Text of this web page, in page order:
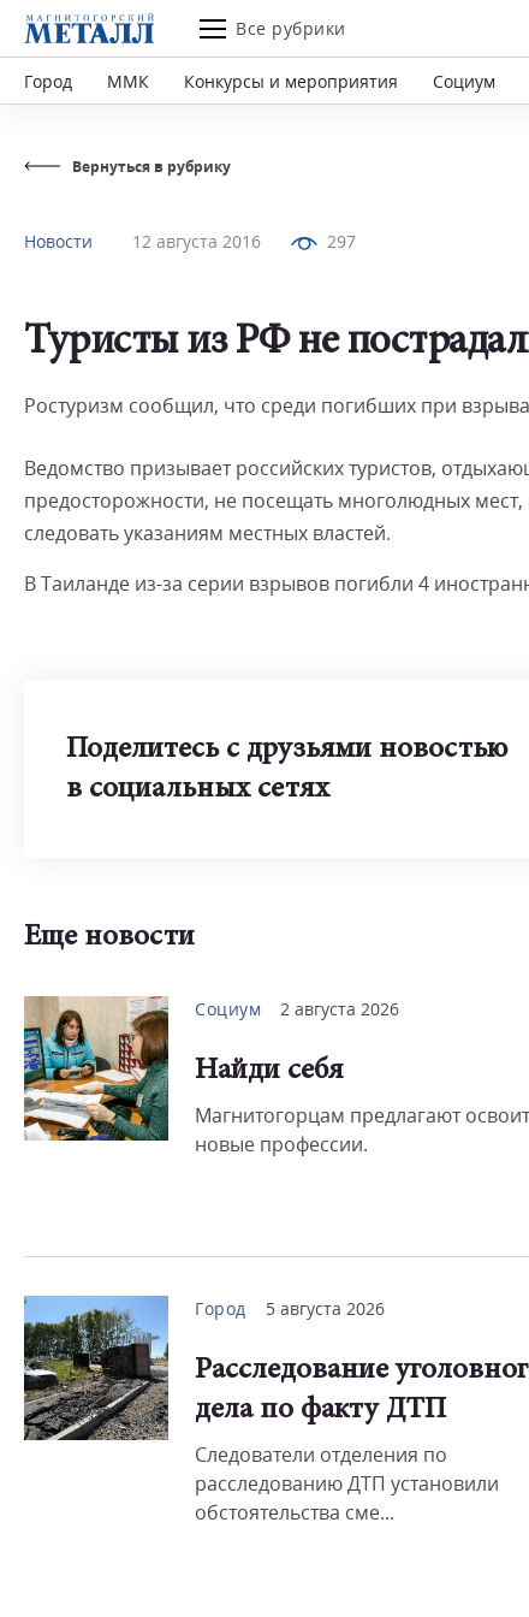
Все рубрики
Город ММК Конкурсы и мероприятия Социум
Вернуться в рубрику
Новости 12 августа 2016 297
Туристы из РФ не
Ростуризм сообщил, что среди погибших при
Ведомство призывает российских туристов,
предосторожности, не посещать многолюдных
следовать указаниям местных властей.
В Таиланде из-за серии взрывов погибли 4
Поделитесь с друзьями новостью
в социальных сетях
Еще новости
Социум 2 августа 2026
Найди себя
Магнитогорцам предлагают
новые профессии.
Город 5 августа 2026
Расследование
дела по факту ДТП
Следователи отделения по
расследованию ДТП установили
обстоятельства сме...